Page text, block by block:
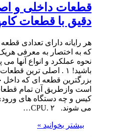
قطعات داخلی و
دقیق با قطعات
که به اختصار به معرفی
نحوه عملکرد و انواع آنها
است وازطریق آن تمام
کیس و چه دستگاه های
می شوند. ٢ ‏.CPU…
بیشتر بخوانید »